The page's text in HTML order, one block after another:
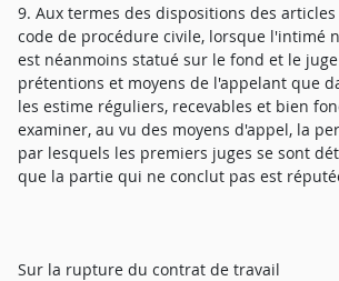
9. Aux termes des dispositions des
code de procédure civile, lorsque l'intimé
est néanmoins statué sur le fond et le
prétentions et moyens de l'appelant que
les estime réguliers, recevables et bien
examiner, au vu des moyens d'appel, la
par lesquels les premiers juges se sont
que la partie qui ne conclut pas est
Sur la rupture du contrat de travail